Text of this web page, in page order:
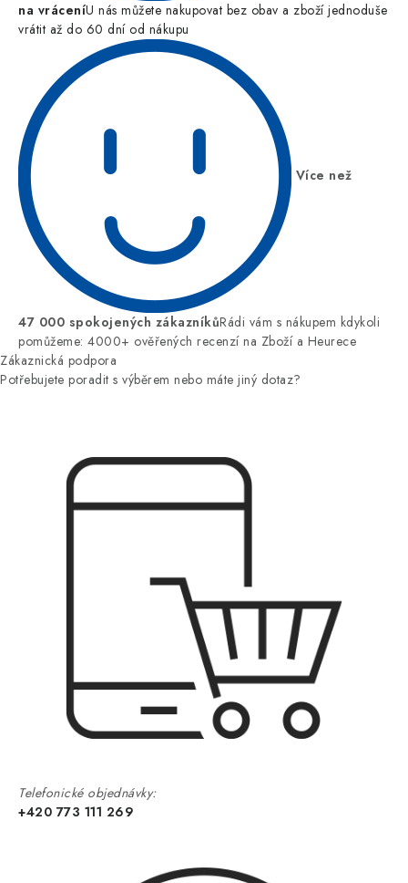
na vráceníU nás můžete nakupovat bez obav a zboží jednoduše
vrátit až do 60 dní od nákupu
Více než
47 000 spokojených zákazníkůRádi vám s nákupem kdykoli
pomůžeme: 4000+ ověřených recenzí na Zboží a Heurece
Zákaznická podpora
Potřebujete poradit s výběrem nebo máte jiný dotaz?
Telefonické objednávky:
+420 773 111 269